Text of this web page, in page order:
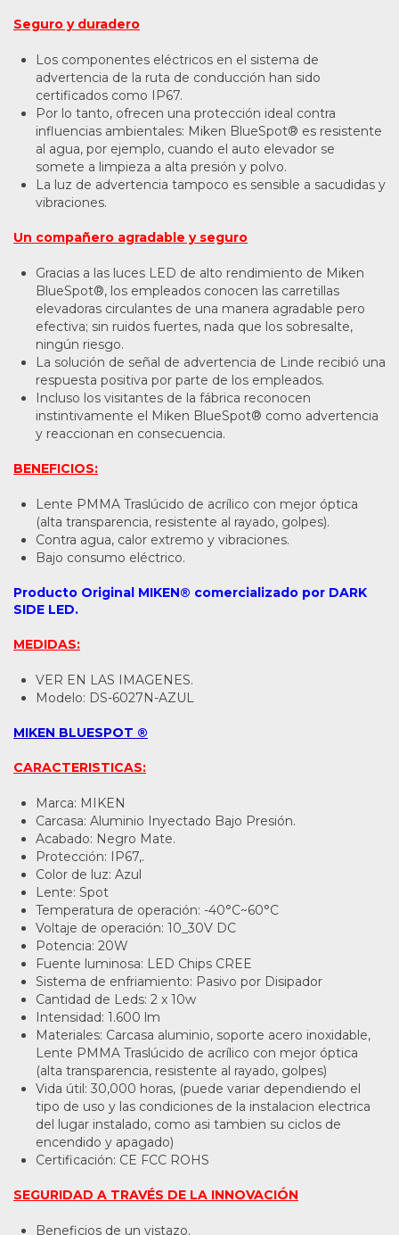
Seguro y duradero
Los componentes eléctricos en el sistema de
advertencia de la ruta de conducción han sido
certificados como IP67.
Por lo tanto, ofrecen una protección ideal contra
influencias ambientales: Miken BlueSpot® es resistente
al agua, por ejemplo, cuando el auto elevador se
somete a limpieza a alta presión y polvo.
La luz de advertencia tampoco es sensible a sacudidas y
vibraciones.
Un compañero agradable y seguro
Gracias a las luces LED de alto rendimiento de Miken
BlueSpot®, los empleados conocen las carretillas
elevadoras circulantes de una manera agradable pero
efectiva; sin ruidos fuertes, nada que los sobresalte,
ningún riesgo.
La solución de señal de advertencia de Linde recibió una
respuesta positiva por parte de los empleados.
Incluso los visitantes de la fábrica reconocen
instintivamente el Miken BlueSpot® como advertencia
y reaccionan en consecuencia.
BENEFICIOS:
Lente PMMA Traslúcido de acrílico con mejor óptica
(alta transparencia, resistente al rayado, golpes).
Contra agua, calor extremo y vibraciones.
Bajo consumo eléctrico.
Producto Original MIKEN® comercializado por DARK
SIDE LED.
MEDIDAS:
VER EN LAS IMAGENES.
Modelo: DS-6027N-AZUL
MIKEN BLUESPOT ®
CARACTERISTICAS:
Marca: MIKEN
Carcasa: Aluminio Inyectado Bajo Presión.
Acabado: Negro Mate.
Protección: IP67,.
Color de luz: Azul
Lente: Spot
Temperatura de operación: -40°C~60°C
Voltaje de operación: 10_30V DC
Potencia: 20W
Fuente luminosa: LED Chips CREE
Sistema de enfriamiento: Pasivo por Disipador
Cantidad de Leds: 2 x 10w
Intensidad: 1.600 lm
Materiales: Carcasa aluminio, soporte acero inoxidable,
Lente PMMA Traslúcido de acrílico con mejor óptica
(alta transparencia, resistente al rayado, golpes)
Vida útil: 30,000 horas, (puede variar dependiendo el
tipo de uso y las condiciones de la instalacion electrica
del lugar instalado, como asi tambien su ciclos de
encendido y apagado)
Certificación: CE FCC ROHS
SEGURIDAD A TRAVÉS DE LA INNOVACIÓN
Beneficios de un vistazo.